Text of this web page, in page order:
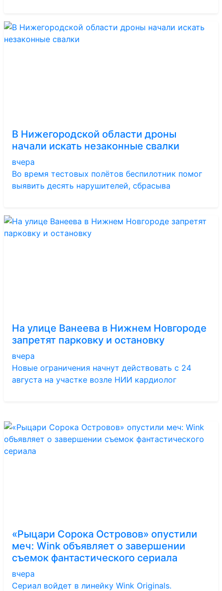
В Нижегородской области дроны
начали искать незаконные свалки
вчера
Во время тестовых полётов беспилотник помог
выявить десять нарушителей, сбрасыва
На улице Ванеева в Нижнем Новгороде
запретят парковку и остановку
вчера
Новые ограничения начнут действовать с 24
августа на участке возле НИИ кардиолог
«Рыцари Сорока Островов» опустили
меч: Wink объявляет о завершении
съемок фантастического сериала
вчера
Сериал войдет в линейку Wink Originals.